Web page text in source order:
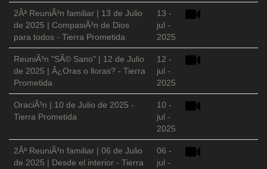
2Âª ReuniÃ³n familiar | 13 de Julio
de 2025 | CompasiÃ³n de Dios
para todos - Tierra Prometida
13 -
jul -
2025
ReuniÃ³n "SÃ© Sano" | 12 de Julio
de 2025 | Â¿Oras o lloras? - Tierra
Prometida
12 -
jul -
2025
OraciÃ³n | 10 de Julio de 2025 -
Tierra Prometida
10 -
jul -
2025
2Âª ReuniÃ³n familiar | 06 de Julio
de 2025 | Desde el interior - Tierra
06 -
jul -